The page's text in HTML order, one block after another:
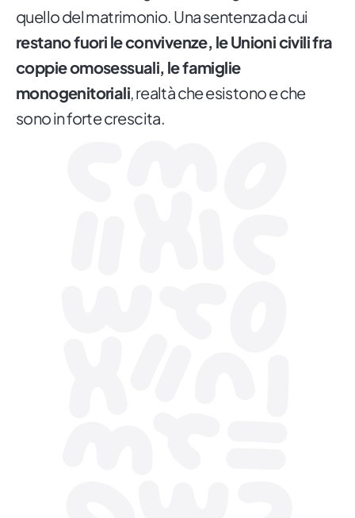
quello del matrimonio. Una sentenza da cui
restano fuori le convivenze, le Unioni civili fra
coppie omosessuali, le famiglie
monogenitoriali, realtà che esistono e che
sono in forte crescita.